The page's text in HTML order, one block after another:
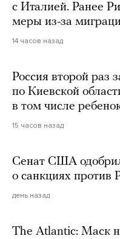
с Италией. Ранее
меры из-за
14 часов назад
Россия второй раз
по Киевской
в том числе
15 часов назад
Сенат США
о санкциях против
день назад
The Atlantic: Маск